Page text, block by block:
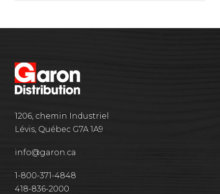
1206, chemin Industriel
Lévis, Québec G7A 1A9
info@garon.ca
1-800-371-4848
418-836-2000